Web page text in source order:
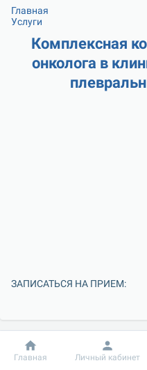
Главная
Услуги
Комплексная
онколога в
ЗАПИСАТЬСЯ НА ПРИЕМ:
Добробут
Главная Личный кабинет